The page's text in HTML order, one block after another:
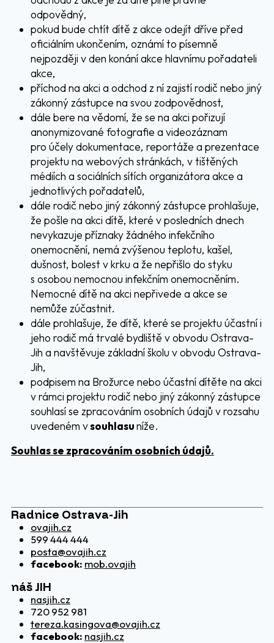
odpovědný,
pokud bude chtít dítě z akce odejít dříve před
oficiálním ukončením, oznámí to písemně
nejpozději v den konání akce hlavnímu pořadateli
akce,
příchod na akci a odchod z ní zajistí rodič nebo jiný
zákonný zástupce na svou zodpovědnost,
dále bere na vědomí, že se na akci pořizují
anonymizované fotografie a videozáznam
pro účely dokumentace, reportáže a prezentace
projektu na webových stránkách, v tištěných
médiích a sociálních sítích organizátora akce a
jednotlivých pořadatelů,
dále rodič nebo jiný zákonný zástupce prohlašuje,
že pošle na akci dítě, které v posledních dnech
nevykazuje příznaky žádného infekčního
onemocnění, nemá zvýšenou teplotu, kašel,
dušnost, bolest v krku a že nepřišlo do styku
s osobou nemocnou infekčním onemocněním.
Nemocné dítě na akci nepřivede a akce se
nemůže zúčastnit.
dále prohlašuje, že dítě, které se projektu účastní i
jeho rodič má trvalé bydliště v obvodu Ostrava-
Jih a navštěvuje základní školu v obvodu Ostrava-
Jih,
podpisem na Brožurce nebo účastní dítěte na akci
v rámci projektu rodič nebo jiný zákonný zástupce
souhlasí se zpracováním osobních údajů v rozsahu
uvedeném vsouhlasuníže.
Souhlas se zpracováním osobních údajů.
Radnice Ostrava-Jih
ovajih.cz
599 444 444
posta@ovajih.cz
facebook: mob.ovajih
náš JIH
nasjih.cz
720 952 981
tereza.kasingova@ovajih.cz
facebook: nasjih.cz